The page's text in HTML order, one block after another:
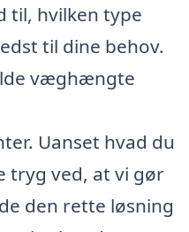
til, hvilken type
til dine behov.
væghængte
Uanset hvad du
tryg ved, at vi gør
den rette løsning